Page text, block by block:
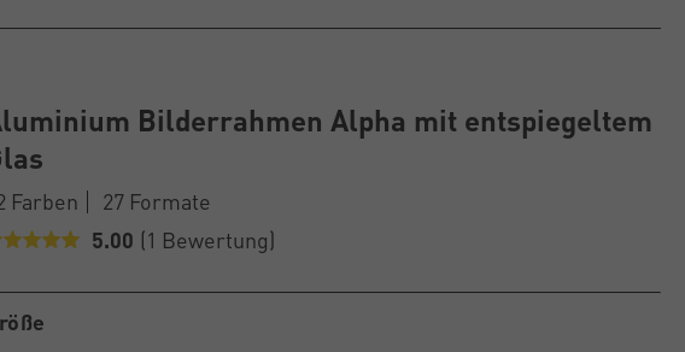
Bilderrahmen Alpha mit entspiegeltem
Farben
27 Formate
5.00 (1 Bewertung)